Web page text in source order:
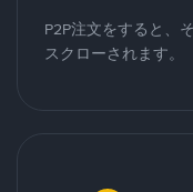
P2P注文をすると、
スクローされます。